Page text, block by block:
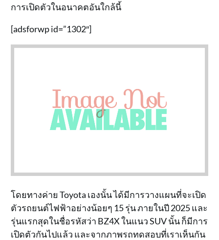
การเปิดตัวในอนาคตอันใกล้นี้
[adsforwp id=”1302″]
โดยทางค่าย Toyota เองนั้น ได้มีการวางแผนที่จะเปิด
ตัวรถยนต์ไฟฟ้าอย่างน้อยๆ 15 รุ่น ภายในปี 2025 และ
รุ่นแรกสุดในชื่อรหัสว่า BZ4X ในแนว SUV นั้น ก็มีการ
เปิดตัวกันไปแล้ว และจากภาพรถทดสอบที่เราเห็นกัน